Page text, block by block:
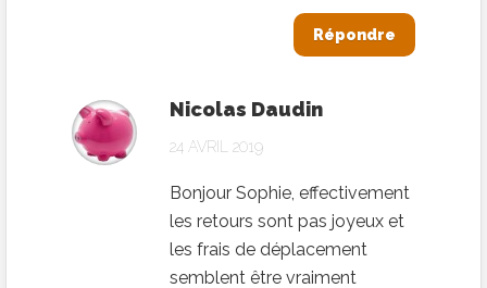
Répondre
Nicolas Daudin
24 AVRIL 2019
Bonjour Sophie, effectivement
les retours sont pas joyeux et
les frais de déplacement
semblent être vraiment